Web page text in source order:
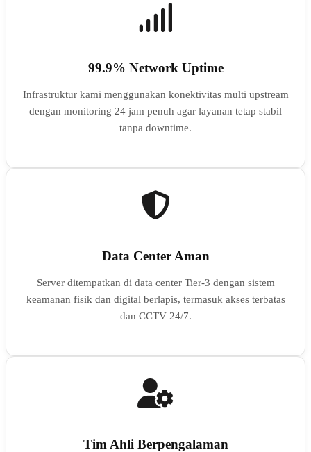
99.9% Network Uptime
Infrastruktur kami menggunakan konektivitas multi upstream
dengan monitoring 24 jam penuh agar layanan tetap stabil
tanpa downtime.
Data Center Aman
Server ditempatkan di data center Tier-3 dengan sistem
keamanan fisik dan digital berlapis, termasuk akses terbatas
dan CCTV 24/7.
Tim Ahli Berpengalaman